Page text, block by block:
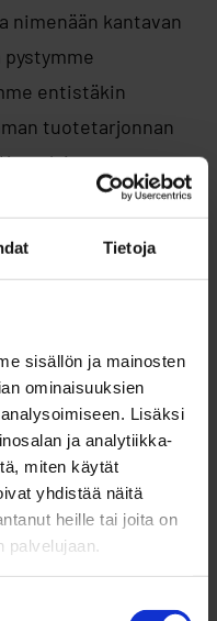
Tietoja
sisällön ja mainosten
ominaisuuksien
Lisäksi
ja analytiikka-
miten käytät
yhdistää näitä
heille tai joita on
nimenään kantavan
entistäkin
tuotetarjonnan
Huvilinna –
viettoon
myötä
talvisten
ja
vieraiden
uusissa puitteissa
ja ravintola